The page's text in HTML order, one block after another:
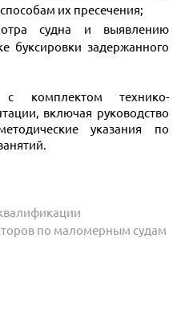
их пресечения;
судна и выявлению
буксировки задержанного
с комплектом технико-
включая руководство
указания по
по маломерным судам